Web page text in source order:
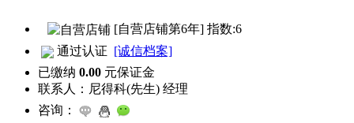
[自营店铺第6年] 指数:6
通过认证 [诚信档案]
已缴纳 0.00 元保证金
联系人： 尼得科(先生) 经理
咨询：